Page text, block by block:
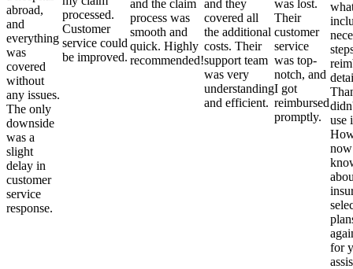
abroad,
and
everything
was
covered
without
any issues.
The only
downside
was a
slight
delay in
customer
service
response.
processed.
Customer
service could
be improved.
and the claim
process was
smooth and
quick. Highly
recommended!
and they
covered all
the additional
costs. Their
support team
was very
understanding
and efficient.
was lost.
Their
customer
service
was top-
notch, and
I got
reimbursed
promptly.
use
for